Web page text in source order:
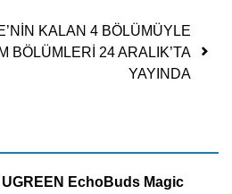
KALAN 4 BÖLÜMÜYLE
BÖLÜMLERİ 24 ARALIK’TA
YAYINDA
UGREEN EchoBuds Magic